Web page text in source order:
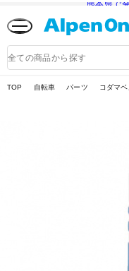
熊本県で
品
検
TOP 自転車 パーツ コダマ